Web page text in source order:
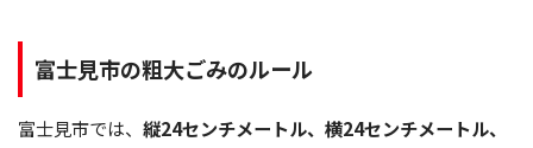
富士見市の粗大ごみのルール
富士見市では、 縦24センチメートル、横24センチメートル、